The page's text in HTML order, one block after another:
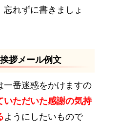
れずに書きましょ
拶メール例文
一番迷惑をかけますの
いただいた感謝の気持
ようにしたいもので